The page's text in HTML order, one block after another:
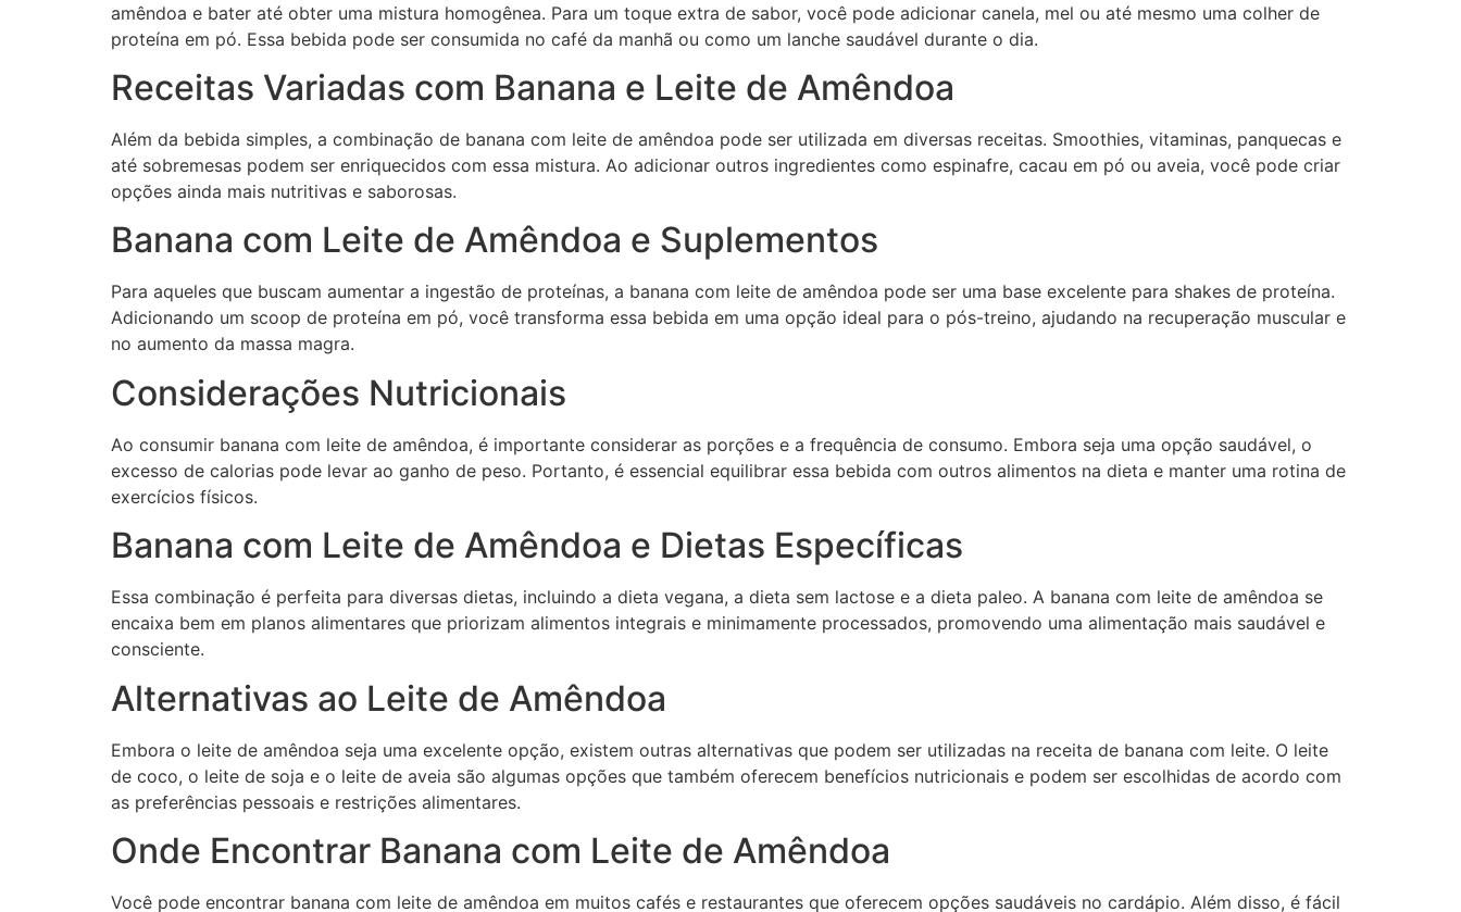
amêndoa e bater até obter uma mistura homogênea. Para um toque extra de sabor, você pode adicionar canela, mel ou até mesmo uma colher de
proteína em pó. Essa bebida pode ser consumida no café da manhã ou como um lanche saudável durante o dia.
Receitas Variadas com Banana e Leite de Amêndoa
Além da bebida simples, a combinação de banana com leite de amêndoa pode ser utilizada em diversas receitas. Smoothies, vitaminas, panquecas e
até sobremesas podem ser enriquecidos com essa mistura. Ao adicionar outros ingredientes como espinafre, cacau em pó ou aveia, você pode criar
opções ainda mais nutritivas e saborosas.
Banana com Leite de Amêndoa e Suplementos
Para aqueles que buscam aumentar a ingestão de proteínas, a banana com leite de amêndoa pode ser uma base excelente para shakes de proteína.
Adicionando um scoop de proteína em pó, você transforma essa bebida em uma opção ideal para o pós-treino, ajudando na recuperação muscular e
no aumento da massa magra.
Considerações Nutricionais
Ao consumir banana com leite de amêndoa, é importante considerar as porções e a frequência de consumo. Embora seja uma opção saudável, o
excesso de calorias pode levar ao ganho de peso. Portanto, é essencial equilibrar essa bebida com outros alimentos na dieta e manter uma rotina de
exercícios físicos.
Banana com Leite de Amêndoa e Dietas Específicas
Essa combinação é perfeita para diversas dietas, incluindo a dieta vegana, a dieta sem lactose e a dieta paleo. A banana com leite de amêndoa se
encaixa bem em planos alimentares que priorizam alimentos integrais e minimamente processados, promovendo uma alimentação mais saudável e
consciente.
Alternativas ao Leite de Amêndoa
Embora o leite de amêndoa seja uma excelente opção, existem outras alternativas que podem ser utilizadas na receita de banana com leite. O leite
de coco, o leite de soja e o leite de aveia são algumas opções que também oferecem benefícios nutricionais e podem ser escolhidas de acordo com
as preferências pessoais e restrições alimentares.
Onde Encontrar Banana com Leite de Amêndoa
Você pode encontrar banana com leite de amêndoa em muitos cafés e restaurantes que oferecem opções saudáveis no cardápio. Além disso, é fácil